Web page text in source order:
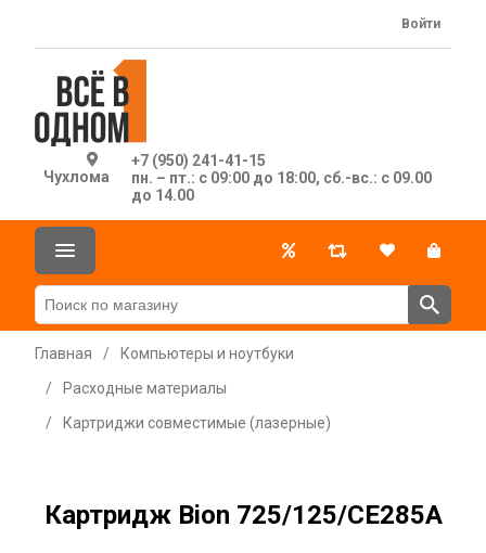
Чухлома
+7 (950) 241-41-15
пн. – пт.: с 09:00 до 18:00, сб.-вс.: с 09.00
до 14.00
Войти
Главная /
Компьютеры и ноутбуки
/
Расходные материалы
/
Картриджи совместимые (лазерные)
Картридж Bion 725/125/CE285A